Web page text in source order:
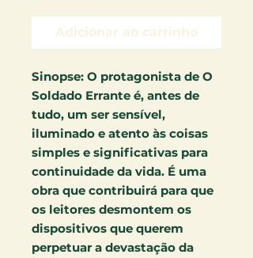
Adicionar ao carrinho
Sinopse: O protagonista de O
Soldado Errante é, antes de
tudo, um ser sensível,
iluminado e atento às coisas
simples e significativas para
continuidade da vida. É uma
obra que contribuirá para que
os leitores desmontem os
dispositivos que querem
perpetuar a devastação da